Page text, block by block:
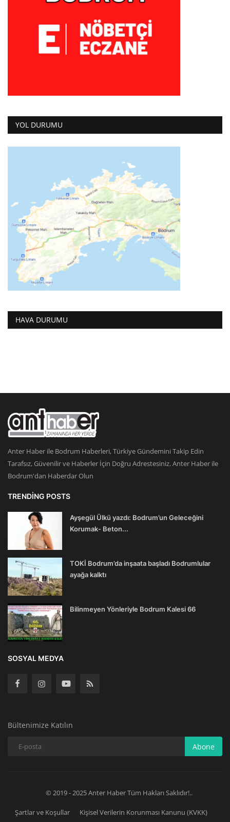
YOL DURUMU
HAVA DURUMU
Anter Haber ile Bodrum Haberleri, Türkiye Gündemini Takip Edin
Tarafsız, Güvenilir ve Haberler İçin Doğru Adrestesiniz. Anter Haber ile
Bodrum'dan Haberdar Olun
TRENDING POSTS
Ayşegül Ülkü yazdı: Bodrum’un Geleceğini
Korumak- Beton...
TOKİ Bodrum’da inşaata başladı Bodrumlular
ayağa kalktı
Bilinmeyen Yönleriyle Bodrum Kalesi 66
SOSYAL MEDYA
Bültenimize Katılın
Abone
© 2019 - 2025 Anter Haber Tüm Hakları Saklıdır!..
Şartlar ve Koşullar Kişisel Verilerin Korunması Kanunu (KVKK)